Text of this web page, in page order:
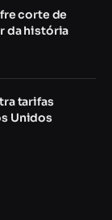
corte de
da história
tarifas
Unidos